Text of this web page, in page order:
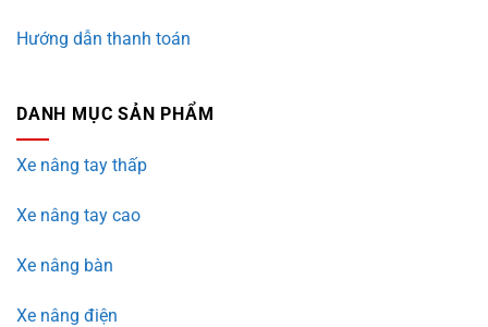
Hướng dẫn thanh toán
DANH MỤC SẢN PHẨM
Xe nâng tay thấp
Xe nâng tay cao
Xe nâng bàn
Xe nâng điện